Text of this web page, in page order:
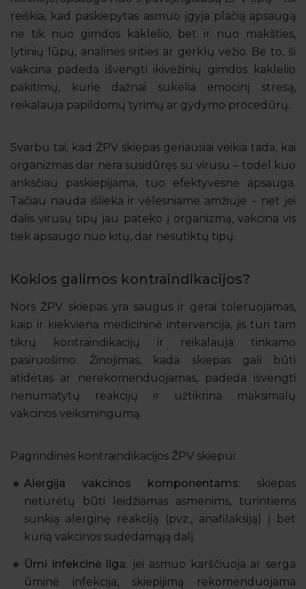
reiškia, kad paskiepytas asmuo įgyja plačią apsaugą
ne tik nuo gimdos kaklelio, bet ir nuo makšties,
lytinių lūpų, analinės srities ar gerklų vėžio. Be to, ši
vakcina padeda išvengti ikivėžinių gimdos kaklelio
pakitimų, kurie dažnai sukelia emocinį stresą,
reikalauja papildomų tyrimų ar gydymo procedūrų.
Svarbu tai, kad ŽPV skiepas geriausiai veikia tada, kai
organizmas dar nėra susidūręs su virusu – todėl kuo
anksčiau paskiepijama, tuo efektyvesnė apsauga.
Tačiau nauda išlieka ir vėlesniame amžiuje – net jei
dalis virusų tipų jau pateko į organizmą, vakcina vis
tiek apsaugo nuo kitų, dar nesutiktų tipų.
Kokios galimos kontraindikacijos?
Nors ŽPV skiepas yra saugus ir gerai toleruojamas,
kaip ir kiekviena medicininė intervencija, jis turi tam
tikrų kontraindikacijų ir reikalauja tinkamo
pasiruošimo. Žinojimas, kada skiepas gali būti
atidėtas ar nerekomenduojamas, padeda išvengti
nenumatytų reakcijų ir užtikrina maksimalų
vakcinos veiksmingumą.
Pagrindinės kontraindikacijos ŽPV skiepui:
Alergija vakcinos komponentams: skiepas
neturėtų būti leidžiamas asmenims, turintiems
sunkią alerginę reakciją (pvz., anafilaksiją) į bet
kurią vakcinos sudedamąją dalį.
Ūmi infekcinė liga: jei asmuo karščiuoja ar serga
ūmine infekcija, skiepijimą rekomenduojama